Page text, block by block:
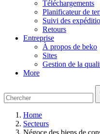
Téléchargements
Planificateur de
Suivi des
Retours
Entreprise
À propos de beko
Sites
Gestion de la
More
Home
Secteurs
Négoce des biens de